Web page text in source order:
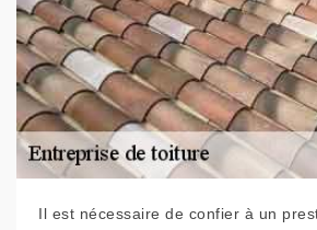
Il est nécessaire de confier à un